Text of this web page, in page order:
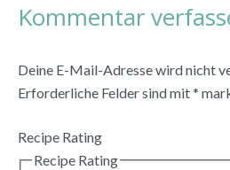
Kommentar
Deine E-Mail-Adresse wird nicht
Erforderliche Felder sind mit*
Recipe Rating
Recipe Rating